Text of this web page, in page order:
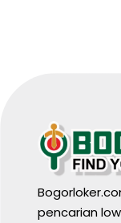
pencarian